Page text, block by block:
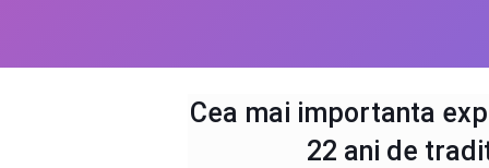
Cea mai importanta
22 ani de